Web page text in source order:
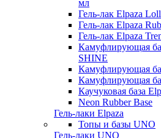
мл
Гель-лак Elpaza
Гель-лак Elpaza
Гель-лак Elpaza
Камуфлирующая
SHINE
Камуфлирующая
Камуфлирующая
Каучуковая база
Neon Rubber Base
Гель-лаки Elpaza
Топы и базы UNO
Гель-лаки UNO